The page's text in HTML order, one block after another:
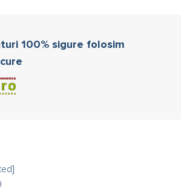
100% sigure folosim